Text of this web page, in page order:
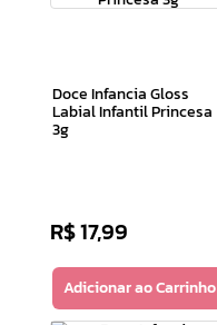
Doce Infancia Gloss
Labial Infantil Princesa
3g
R$17,99
Adicionar ao Carrinho